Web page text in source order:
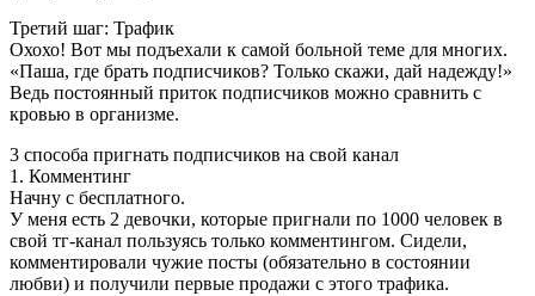
Третий шаг: Трафик
Охохо! Вот мы подъехали к самой больной теме для многих.
«Паша, где брать подписчиков? Только скажи, дай надежду!»
Ведь постоянный приток подписчиков можно сравнить с
кровью в организме.
3 способа пригнать подписчиков на свой канал
1. Комментинг
Начну с бесплатного.
У меня есть 2 девочки, которые пригнали по 1000 человек в
свой тг-канал пользуясь только комментингом. Сидели,
комментировали чужие посты (обязательно в состоянии
любви) и получили первые продажи с этого трафика.